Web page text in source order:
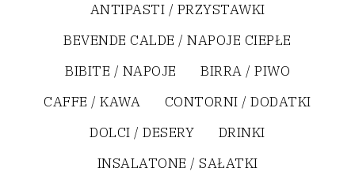
ANTIPASTI / PRZYSTAWKI
BEVENDE CALDE / NAPOJE CIEPŁE
BIBITE / NAPOJE
BIRRA / PIWO
CAFFE / KAWA
CONTORNI / DODATKI
DOLCI / DESERY
DRINKI
INSALATONE / SAŁATKI